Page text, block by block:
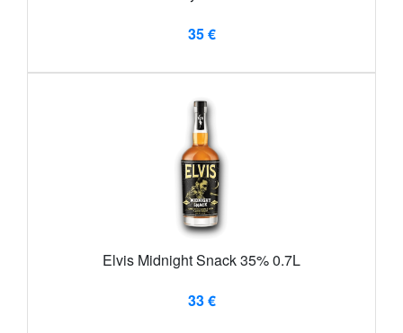
35 €
Elvis Midnight Snack 35% 0.7L
33 €